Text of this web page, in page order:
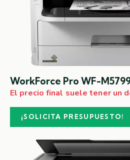
WorkForce Pro WF-
El precio final suele tener un
¡SOLICITA PRESUPUESTO!